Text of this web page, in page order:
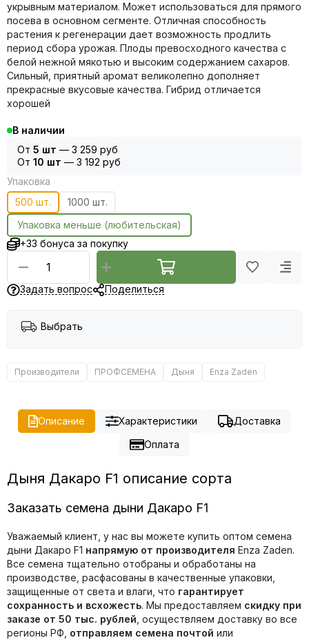
укрывным материалом. Может использоваться для прямого
посева в основном сегменте. Отличная способность
растения к регенерации дает возможность продлить
период сбора урожая. Плоды превосходного качества с
белой нежной мякотью и высоким содержанием сахаров.
Сильный, приятный аромат великолепно дополняет
прекрасные вкусовые качества. Гибрид отличается
хорошей
В наличии
От 5 шт — 3 259 руб
От 10 шт — 3 192 руб
Упаковка
500 шт.
1000 шт.
Упаковка меньше (любительская)
+33 бонуса за покупку
Задать вопрос Поделиться
Выбрать
Производители ПРОФСЕМЕНА Дыня Enza Zaden
Описание Характеристики
Доставка
Оплата
Дыня Дакаро F1 описание сорта
Заказать семена дыни Дакаро F1
Уважаемый клиент, у нас вы можете купить оптом семена
дыни Дакаро F1 напрямую от производителя Enza Zaden.
Все семена тщательно отобраны и обработаны на
производстве, расфасованы в качественные упаковки,
защищенные от света и влаги, что гарантирует
сохранность и всхожесть. Мы предоставляем скидку при
заказе от 50 тыс. рублей , осуществляем доставку во все
регионы РФ, отправляем семена почтой или